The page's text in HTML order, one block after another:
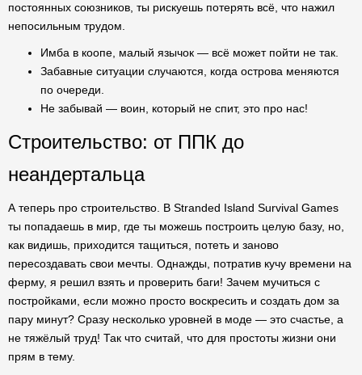
постоянных союзников, ты рискуешь потерять всё, что нажил
непосильным трудом.
Имба в коопе, малый язычок — всё может пойти не так.
Забавные ситуации случаются, когда острова меняются
по очереди.
Не забывай — воин, который не спит, это про нас!
Строительство: от ППК до
неандертальца
А теперь про строительство. В Stranded Island Survival Games
ты попадаешь в мир, где ты можешь построить целую базу, но,
как видишь, приходится тащиться, потеть и заново
пересоздавать свои мечты. Однажды, потратив кучу времени на
ферму, я решил взять и проверить баги! Зачем мучиться с
постройками, если можно просто воскресить и создать дом за
пару минут? Сразу несколько уровней в моде — это счастье, а
не тяжёлый труд! Так что считай, что для простоты жизни они
прям в тему.